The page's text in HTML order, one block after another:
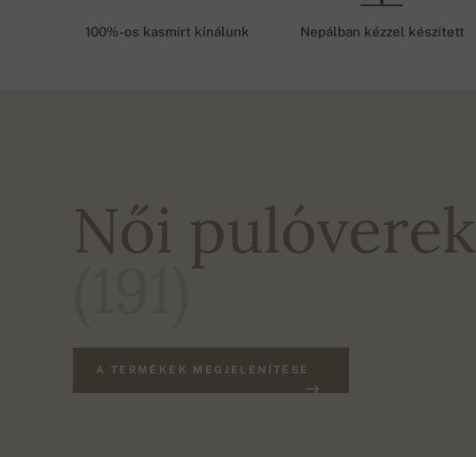
100%-os kasmírt kínálunk Nepálban kézzel készített
Női pulóverek
A TERMÉKEK MEGJELENÍTÉSE